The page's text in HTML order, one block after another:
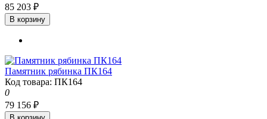
85 203 ₽
В корзину
Памятник рябинка ПК164
Код товара: ПК164
0
79 156 ₽